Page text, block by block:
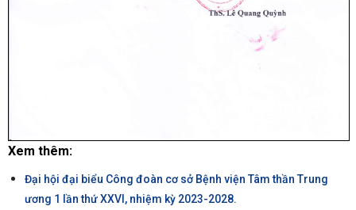
Xem thêm:
Đại hội đại biểu Công đoàn cơ sở Bệnh viện Tâm thần Trung
ương 1 lần thứ XXVI, nhiệm kỳ 2023-2028.